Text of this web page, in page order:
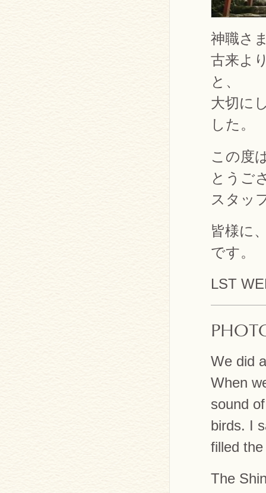
神職さ
古来よ
と、
大切に
した。
この度
とうご
スタッ
皆様に
です。
LST
We did
When
sound
birds. I
filled
The